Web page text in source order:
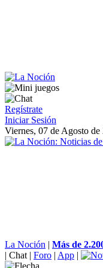
Regístrate
Iniciar Sesión
Viernes, 07 de Agosto
La Noción | Más de
| Chat | Foro | App |